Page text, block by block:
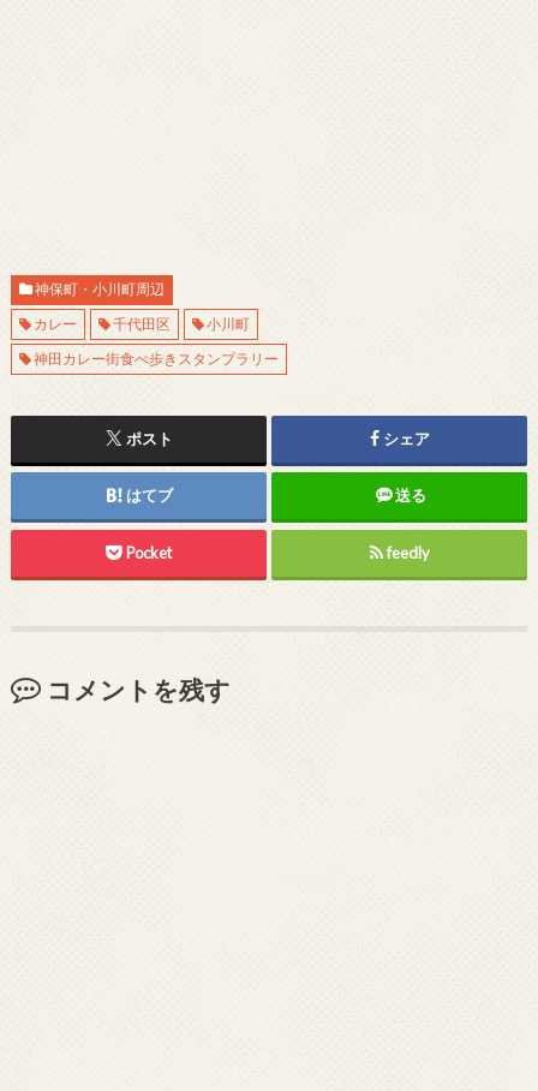
神保町・小川町周辺
カレー
千代田区
小川町
神田カレー街食べ歩きスタンプラリー
ポスト シェア
はてブ 送る
Pocket feedly
コメントを残す